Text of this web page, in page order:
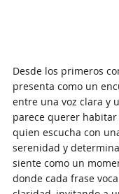
Desde los primeros
presenta como un
entre una voz clara y
parece querer
quien escucha con
serenidad y
siente como un
donde cada frase